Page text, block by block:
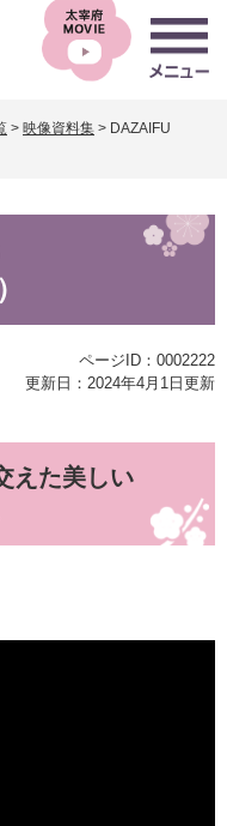
> 映像資料集 > DAZAIFU
ページID：0002222
更新日：2024年4月1日更新
えた美しい